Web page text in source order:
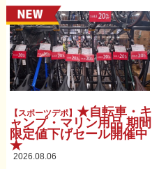
【スポーツデポ】 ★自転車・キ
ャンプ・マリン用品 期間
限定値下げセール開催中
★
2026.08.06